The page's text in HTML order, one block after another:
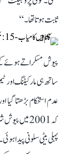
ثابت ہوتا تھا۔‘‘
پیوش مسکراتے ہوئے
ساتھ ہی مارکیٹنگ اور
عدم استحکام بڑھتا
پہلی بیٹی سلونی پیدا